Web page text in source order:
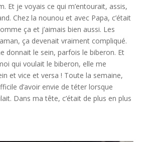
Et je voyais ce qui m’entourait, assis,
Chez la nounou et avec Papa, c’était
ça et j’aimais bien aussi. Les
ça devenait vraiment compliqué.
donnait le sein, parfois le biberon. Et
qui voulait le biberon, elle me
et vice et versa ! Toute la semaine,
d’avoir envie de téter lorsque
Dans ma tête, c’était de plus en plus